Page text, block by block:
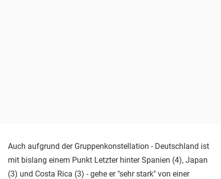
Auch aufgrund der Gruppenkonstellation - Deutschland ist
mit bislang einem Punkt Letzter hinter Spanien (4), Japan
(3) und Costa Rica (3) - gehe er "sehr stark" von einer